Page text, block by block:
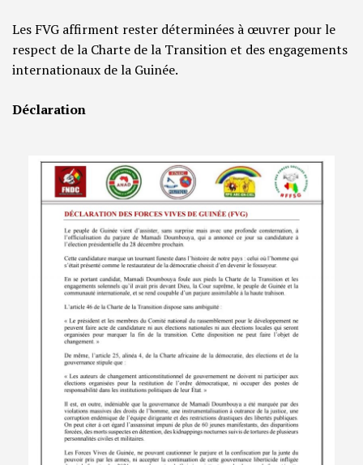
Les FVG affirment rester déterminées à œuvrer pour le
respect de la Charte de la Transition et des engagements
internationaux de la Guinée.
Déclaration